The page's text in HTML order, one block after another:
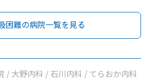
困難の病院一覧を見る
/ 大野内科 / 石川内科 / てらおか内科